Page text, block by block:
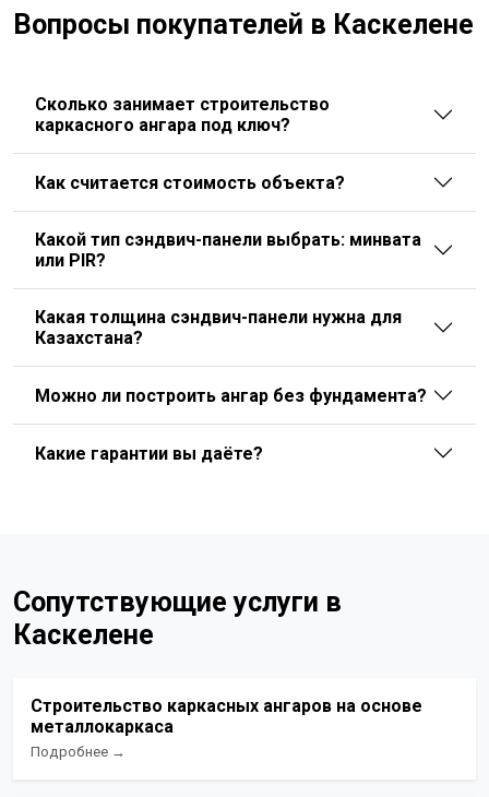
Вопросы покупателей в Каскелене
Сколько занимает строительство
каркасного ангара под ключ?
Как считается стоимость объекта?
Какой тип сэндвич-панели выбрать: минвата
или PIR?
Какая толщина сэндвич-панели нужна для
Казахстана?
Можно ли построить ангар без фундамента?
Какие гарантии вы даёте?
Сопутствующие услуги в
Каскелене
Строительство каркасных ангаров на основе
металлокаркаса
Подробнее →